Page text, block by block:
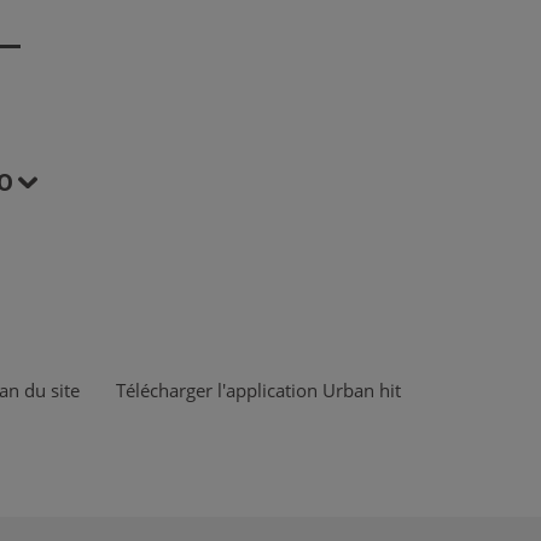
du site Télécharger l'application Urban hit